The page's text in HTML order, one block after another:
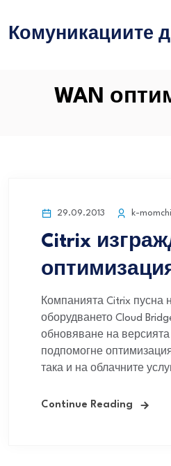
Комуникациите
WAN
29.09.2013 k-momchil
Citrix
Компанията Citrix пусна
оборудването Cloud
обновяване на
подпомогне
така и на облачните
Continue Reading